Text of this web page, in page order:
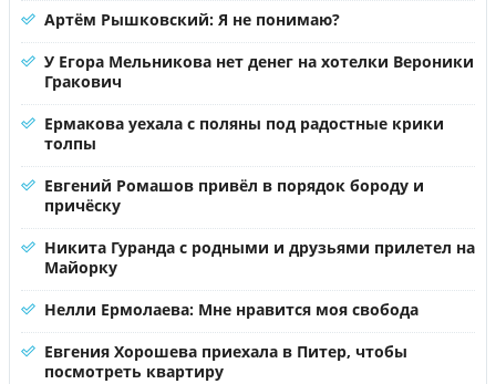
Артём Рышковский: Я не понимаю?
У Егора Мельникова нет денег на хотелки Вероники
Гракович
Ермакова уехала с поляны под радостные крики
толпы
Евгений Ромашов привёл в порядок бороду и
причёску
Никита Гуранда с родными и друзьями прилетел на
Майорку
Нелли Ермолаева: Мне нравится моя свобода
Евгения Хорошева приехала в Питер, чтобы
посмотреть квартиру